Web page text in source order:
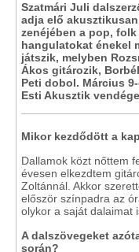
Szatmári Juli
adja elő
zenéjében a pop, folk
hangulatokat énekel
játszik, melyben
Ákos gitározik,
Peti dobol. Március
Esti Akusztik
Mikor kezdődött a
Dallamok közt nőttem
évesen elkezdtem
Zoltánnál. Akkor
először színpadra az
olykor a saját dalaimat
A dalszövegeket
során?